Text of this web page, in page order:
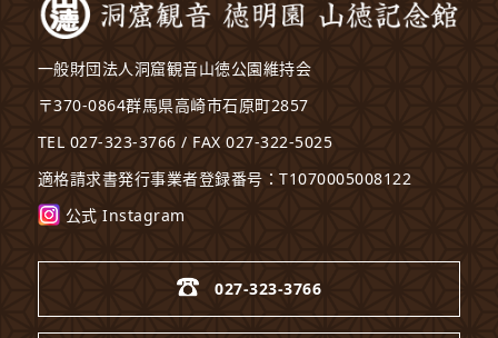
一般財団法人洞窟観音山徳公園維持会
〒370-0864群馬県高崎市石原町2857
TEL 027-323-3766 / FAX 027-322-5025
適格請求書発行事業者登録番号：T1070005008122
公式 Instagram
027-323-3766